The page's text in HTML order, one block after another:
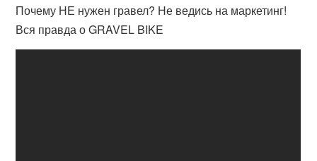
Почему НЕ нужен гравел? Не ведись на маркетинг!
Вся правда о GRAVEL BIKE